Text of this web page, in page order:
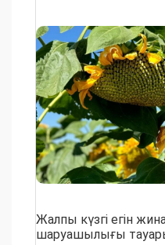
Жалпы күзгі егін
шаруашылығы